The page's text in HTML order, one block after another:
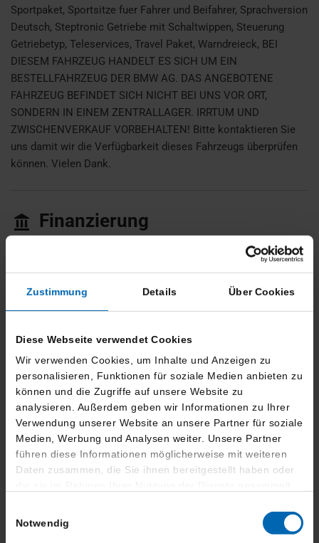
Zustimmung Details Über Cookies
Diese Webseite verwendet Cookies
Wir verwenden Cookies, um Inhalte und Anzeigen zu
personalisieren, Funktionen für soziale Medien anbieten zu
können und die Zugriffe auf unsere Website zu
analysieren. Außerdem geben wir Informationen zu Ihrer
Verwendung unserer Website an unsere Partner für soziale
Medien, Werbung und Analysen weiter. Unsere Partner
führen diese Informationen möglicherweise mit weiteren
Daten zusammen, die Sie ihnen bereitgestellt haben oder
Notwendig
Sportpaket, Sportsitze fuer Fahrer und Beifahrer, Sprachversion
Deutsch, Steptronic Getriebe mit Schaltwippen, Steuerung
Getriebetyp, Teleservices, Travel Paket, Warndreieck, BEI
DIESEM FAHRZEUG HANDELT ES SICH UM EIN
BESTELLFAHRZEUG DER BMW AG. DAS ANGEBOTENE
FAHRZEUG BEFINDET SICH NICHT BEI UNS VOR ORT,
SONDERN IN EINEM ZENTRALLAGER. IRRTUM UND
ZWISCHENVERKAUF VORBEHALTEN! Bitte kontaktieren Sie
uns damit wir die Verfügbarkeit dieses Fahrzeugs überprüfen
können. Vielen Dank.
Finanzierung
42.016,- € 40.088,- € 24.996,- €
Bearbeitungsgebühr
Effektiver Jahreszins
1.97 %
Sollzinssatz p.A.
Bank
BMW Bank GmbH -
Lilienthalallee 26 -
80939 München
Leasing
272,- € 13.388,- €